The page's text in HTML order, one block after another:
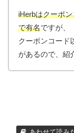
iHerbはクーポ
で有名ですが、
クーポンコード
があるので、紹